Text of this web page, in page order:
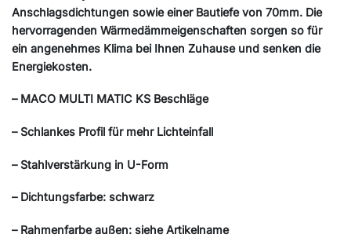
Anschlagsdichtungen sowie einer Bautiefe von 70mm. Die
hervorragenden Wärmedämmeigenschaften sorgen so für
ein angenehmes Klima bei Ihnen Zuhause und senken die
Energiekosten.
– MACO MULTI MATIC KS Beschläge
– Schlankes Profil für mehr Lichteinfall
– Stahlverstärkung in U-Form
– Dichtungsfarbe: schwarz
– Rahmenfarbe außen: siehe Artikelname